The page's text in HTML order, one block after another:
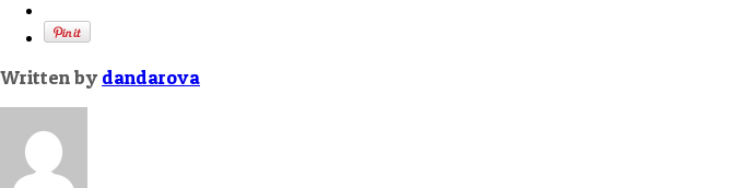
Written by dandarova